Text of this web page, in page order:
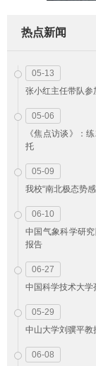
热点新闻
05-13
张小红主任带队
05-06
《焦点访谈》：
托
05-09
我校“南北极态势
06-10
中国气象科学研
报告
06-27
中国科学技术大
05-29
中山大学刘骥平
06-08